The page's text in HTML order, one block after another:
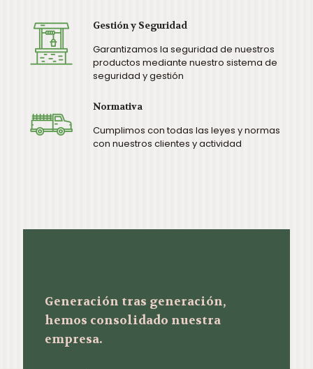
Gestión y Seguridad
Garantizamos la seguridad de nuestros
productos mediante nuestro sistema de
seguridad y gestión
Normativa
Cumplimos con todas las leyes y normas
con nuestros clientes y actividad
Generación tras generación,
hemos consolidado nuestra
empresa.